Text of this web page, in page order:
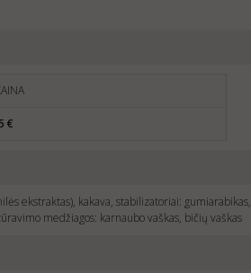
€
ekstraktas), kakava, stabilizatoriai: gumiarabikas,
medžiagos: karnaubo vaškas, bičių vaškas